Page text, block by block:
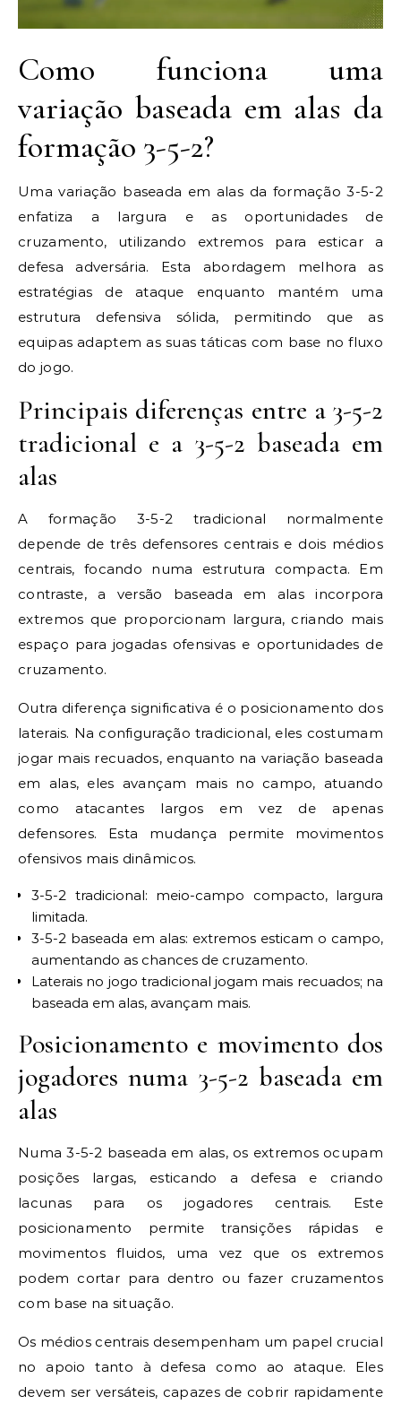
Como funciona uma
variação baseada em alas da
formação 3-5-2?
Uma variação baseada em alas da formação 3-5-2
enfatiza a largura e as oportunidades de
cruzamento, utilizando extremos para esticar a
defesa adversária. Esta abordagem melhora as
estratégias de ataque enquanto mantém uma
estrutura defensiva sólida, permitindo que as
equipas adaptem as suas táticas com base no fluxo
do jogo.
Principais diferenças entre a 3-5-2
tradicional e a 3-5-2 baseada em
alas
A formação 3-5-2 tradicional normalmente
depende de três defensores centrais e dois médios
centrais, focando numa estrutura compacta. Em
contraste, a versão baseada em alas incorpora
extremos que proporcionam largura, criando mais
espaço para jogadas ofensivas e oportunidades de
cruzamento.
Outra diferença significativa é o posicionamento dos
laterais. Na configuração tradicional, eles costumam
jogar mais recuados, enquanto na variação baseada
em alas, eles avançam mais no campo, atuando
como atacantes largos em vez de apenas
defensores. Esta mudança permite movimentos
ofensivos mais dinâmicos.
3-5-2 tradicional: meio-campo compacto, largura
limitada.
3-5-2 baseada em alas: extremos esticam o campo,
aumentando as chances de cruzamento.
Laterais no jogo tradicional jogam mais recuados; na
baseada em alas, avançam mais.
Posicionamento e movimento dos
jogadores numa 3-5-2 baseada em
alas
Numa 3-5-2 baseada em alas, os extremos ocupam
posições largas, esticando a defesa e criando
lacunas para os jogadores centrais. Este
posicionamento permite transições rápidas e
movimentos fluidos, uma vez que os extremos
podem cortar para dentro ou fazer cruzamentos
com base na situação.
Os médios centrais desempenham um papel crucial
no apoio tanto à defesa como ao ataque. Eles
devem ser versáteis, capazes de cobrir rapidamente